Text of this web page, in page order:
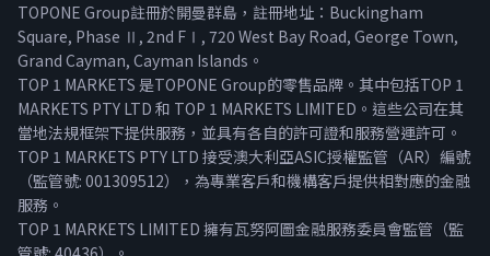
TOPONE Group註冊於開曼群島，註冊地址：Buckingham
Square, Phase Ⅱ, 2nd FⅠ, 720 West Bay Road, George Town,
Grand Cayman, Cayman Islands。
TOP 1 MARKETS 是TOPONE Group的零售品牌。其中包括TOP 1
MARKETS PTY LTD 和 TOP 1 MARKETS LIMITED。這些公司在其
當地法規框架下提供服務，並具有各自的許可證和服務營運許可。
TOP 1 MARKETS PTY LTD 接受澳大利亞ASIC授權監管（AR）編號
（監管號: 001309512），為專業客戶和機構客戶提供相對應的金融
服務。
TOP 1 MARKETS LIMITED 擁有瓦努阿圖金融服務委員會監管（監